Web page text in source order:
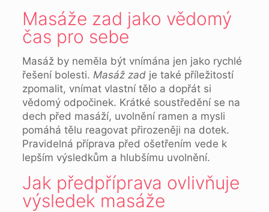
Masáže zad jako vědomý
čas pro sebe
Masáž by neměla být vnímána jen jako rychlé
řešení bolesti. Masáž zadje také příležitostí
zpomalit, vnímat vlastní tělo a dopřát si
vědomý odpočinek. Krátké soustředění se na
dech před masáží, uvolnění ramen a mysli
pomáhá tělu reagovat přirozeněji na dotek.
Pravidelná příprava před ošetřením vede k
lepším výsledkům a hlubšímu uvolnění.
Jak předpříprava ovlivňuje
výsledek masáže